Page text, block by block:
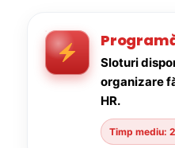
Sloturi
organizare
HR.
Timp mediu: